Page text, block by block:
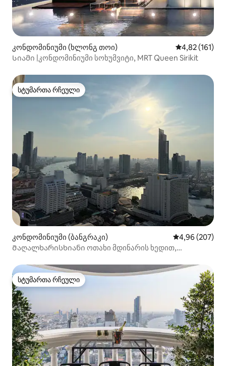
კონდომინიუმი (ხლონგ თოი) საშუალო
4,82 (161)
Სიამი |კონდომინიუმი სოხუმვიტი, MRT Queen Sirikit
სტუმართა რჩეული
სტუმართა რჩეული
კონდომინიუმი (ბანგრაკი) საშუალო
4,96 (207)
Მაღალხარისხიანი ოთახი მდინარის ხედით,
სტუმართა რჩეული
სტუმართა რჩეული